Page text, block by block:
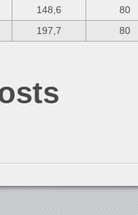
148,6
80
197,7 80